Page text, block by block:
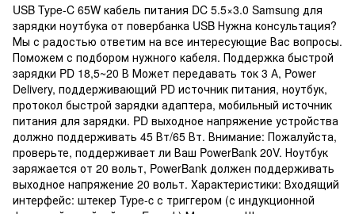
USB Type-C 65W кабель питания DC 5.5×3.0 Samsung для
зарядки ноутбука от повербанка USB Нужна консультация?
Мы с радостью ответим на все интересующие Вас вопросы.
Поможем с подбором нужного кабеля. Поддержка быстрой
зарядки PD 18,5~20 В Может передавать ток 3 А, Power
Delivery, поддерживающий PD источник питания, ноутбук,
протокол быстрой зарядки адаптера, мобильный источник
питания для зарядки. PD выходное напряжение устройства
должно поддерживать 45 Вт/65 Вт. Внимание: Пожалуйста,
проверьте, поддерживает ли Ваш PowerBank 20V. Ноутбук
заряжается от 20 вольт, PowerBank должен поддерживать
выходное напряжение 20 вольт. Характеристики: Входящий
интерфейс: штекер Type-c с триггером (с индукционной